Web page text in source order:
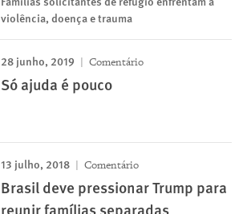
violência, doença e trauma
28 junho, 2019 Comentário
Só ajuda é pouco
13 julho, 2018 Comentário
Brasil deve pressionar Trump para
reunir famílias separadas